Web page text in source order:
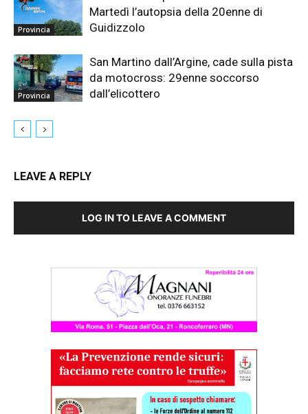
Provincia
Martedì l’autopsia della 20enne di
Guidizzolo
Provincia
San Martino dall’Argine, cade sulla pista
da motocross: 29enne soccorso
dall’elicottero
LEAVE A REPLY
LOG IN TO LEAVE A COMMENT